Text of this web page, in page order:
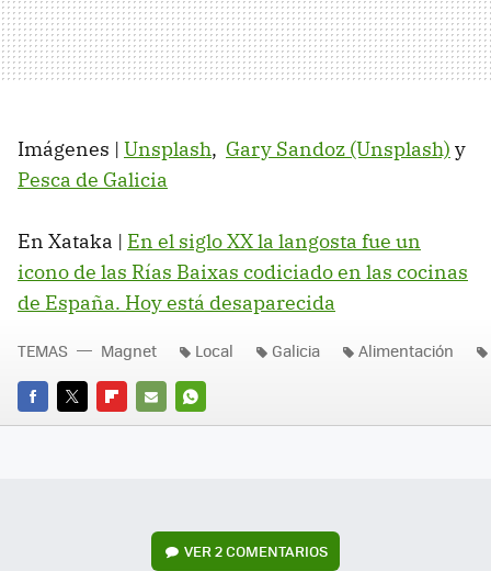
Imágenes | Unsplash, Gary Sandoz (Unsplash) y
Pesca de Galicia
En Xataka | En el siglo XX la langosta fue un
icono de las Rías Baixas codiciado en las cocinas
de España. Hoy está desaparecida
FACEBOOK
TWITTERFLIPBOARD
E-
WHATSAPP
TEMAS Magnet Local Galicia Alimentación
VER2 COMENTARIOS